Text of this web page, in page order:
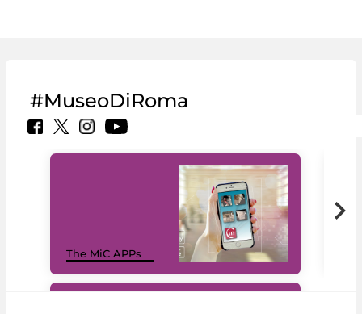
#MuseoDiRoma
The MiC APPs